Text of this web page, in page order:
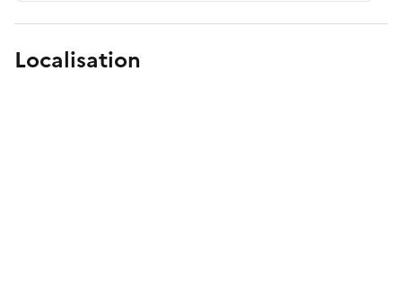
Localisation